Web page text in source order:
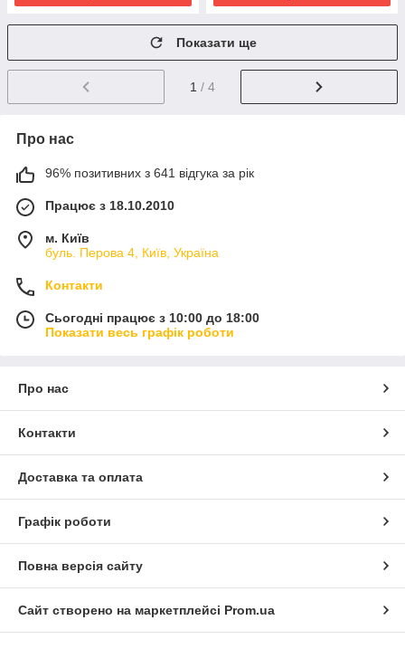
Показати ще
1 / 4
Про нас
96% позитивних з 641 відгука за рік
Працює з 18.10.2010
м. Київ
буль. Перова 4, Київ, Україна
Контакти
Сьогодні працює з 10:00 до 18:00
Показати весь графік роботи
Про нас
Контакти
Доставка та оплата
Графік роботи
Повна версія сайту
Сайт створено на маркетплейсі Prom.ua